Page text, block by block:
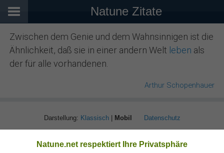
Natune Zitate
Zwischen dem Genie und dem Wahnsinnigen ist die
Ähnlichkeit, daß sie in einer andern Welt leben als
der für alle vorhandenen.
Arthur Schopenhauer
Darstellung: Klassisch| Mobil Datenschutz
Natune.net respektiert Ihre Privatsphäre